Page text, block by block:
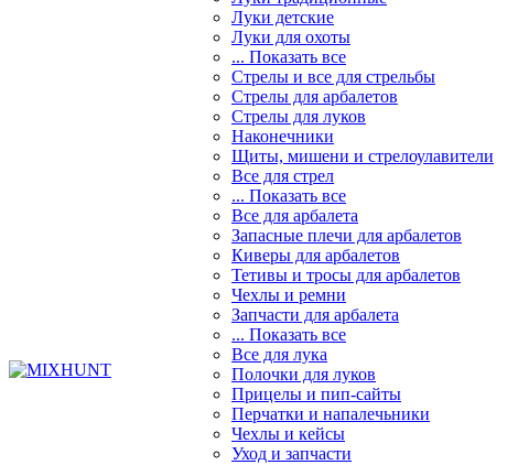
Луки детские
Луки для охоты
... Показать все
Стрелы и все для стрельбы
Стрелы для арбалетов
Стрелы для луков
Наконечники
Щиты, мишени и стрелоулавители
Все для стрел
... Показать все
Все для арбалета
Запасные плечи для арбалетов
Киверы для арбалетов
Тетивы и тросы для арбалетов
Чехлы и ремни
Запчасти для арбалета
... Показать все
Все для лука
Полочки для луков
Прицелы и пип-сайты
Перчатки и напалечьники
Чехлы и кейсы
Уход и запчасти